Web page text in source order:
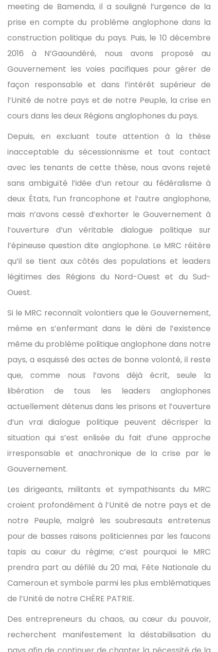
meeting de Bamenda, il a souligné l’urgence de la
prise en compte du problème anglophone dans la
construction politique du pays. Puis, le 10 décembre
2016 à N’Gaoundéré, nous avons proposé au
Gouvernement les voies pacifiques pour gérer de
façon responsable et dans l’intérêt supérieur de
l’Unité de notre pays et de notre Peuple, la crise en
cours dans les deux Régions anglophones du pays.
Depuis, en excluant toute attention à la thèse
inacceptable du sécessionnisme et tout contact
avec les tenants de cette thèse, nous avons rejeté
sans ambiguïté l’idée d’un retour au fédéralisme à
deux États, l’un francophone et l’autre anglophone,
mais n’avons cessé d’exhorter le Gouvernement à
l’ouverture d’un véritable dialogue politique sur
l’épineuse question dite anglophone. Le MRC réitère
qu’il se tient aux côtés des populations et leaders
légitimes des Régions du Nord-Ouest et du Sud-
Ouest.
Si le MRC reconnaît volontiers que le Gouvernement,
même en s’enfermant dans le déni de l’existence
même du problème politique anglophone dans notre
pays, a esquissé des actes de bonne volonté, il reste
que, comme nous l’avons déjà écrit, seule la
libération de tous les leaders anglophones
actuellement détenus dans les prisons et l’ouverture
d’un vrai dialogue politique peuvent décrisper la
situation qui s’est enlisée du fait d’une approche
irresponsable et anachronique de la crise par le
Gouvernement.
Les dirigeants, militants et sympathisants du MRC
croient profondément à l’Unité de notre pays et de
notre Peuple, malgré les soubresauts entretenus
pour de basses raisons politiciennes par les faucons
tapis au cœur du régime; c’est pourquoi le MRC
prendra part au défilé du 20 mai, Fête Nationale du
Cameroun et symbole parmi les plus emblématiques
de l’Unité de notre CHÈRE PATRIE.
Des entrepreneurs du chaos, au cœur du pouvoir,
recherchent manifestement la déstabilisation du